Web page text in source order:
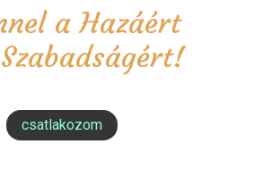
a Hazáért
csatlakozom